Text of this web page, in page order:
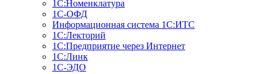
1С:Номенклатура
1С-ОФД
Информационная система 1С:ИТС
1С:Лекторий
1С:Предприятие через Интернет
1С:Линк
1С-ЭДО